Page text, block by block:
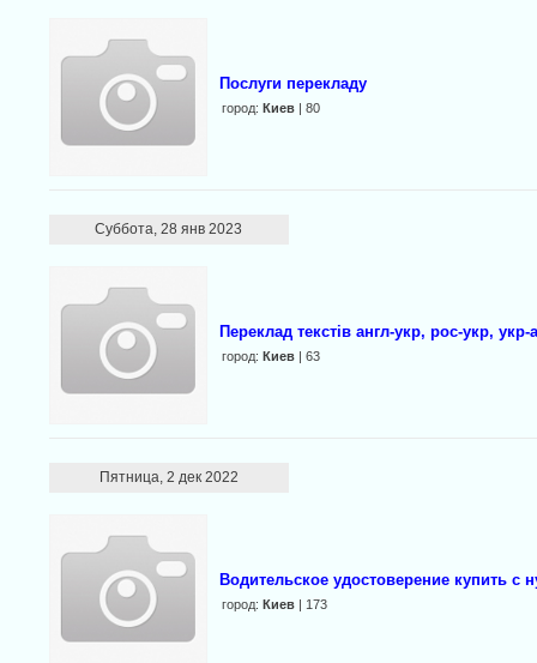
Послуги перекладу
город: Киев| 80
Суббота, 28 янв 2023
Переклад текстів англ-укр, рос-укр, укр-
город: Киев| 63
Пятница, 2 дек 2022
Водительское удостоверение купить с
город: Киев| 173